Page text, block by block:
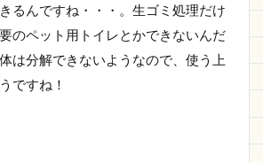
るんですね・・・。生ゴミ処理だけ
のペット用トイレとかできないんだ
は分解できないようなので、使う上
ですね！